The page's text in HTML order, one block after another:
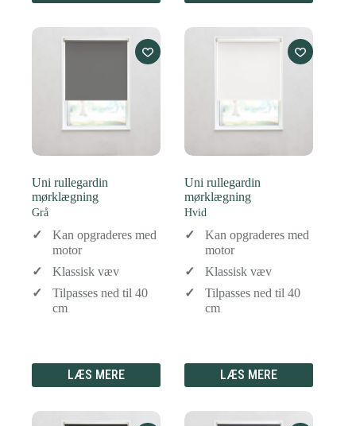
Uni rullegardin
mørklægning
Grå
Kan opgraderes med
motor
Klassisk væv
Tilpasses ned til 40
cm
LÆS MERE
Uni rullegardin
mørklægning
Hvid
Kan opgraderes med
motor
Klassisk væv
Tilpasses ned til 40
cm
LÆS MERE